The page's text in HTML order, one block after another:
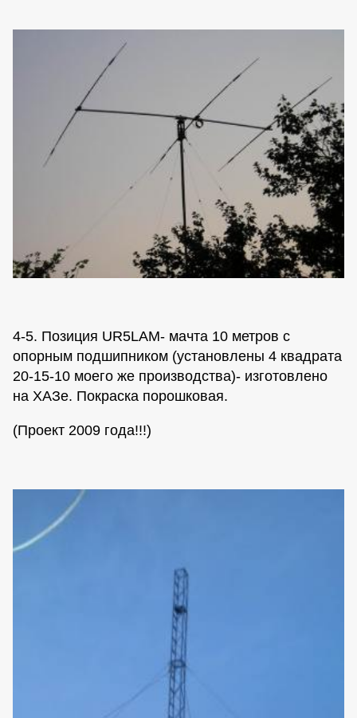
4-5. Позиция UR5LAM- мачта 10 метров с
опорным подшипником (установлены 4 квадрата
20-15-10 моего же производства)- изготовлено
на ХАЗе. Покраска порошковая.
(Проект 2009 года!!!)